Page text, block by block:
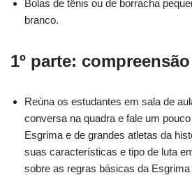
Bolas de tênis ou de borracha
branco.
1º parte:
Reúna os estudantes em sala de
conversa na quadra e fale um
Esgrima e de grandes atletas da
suas características e tipo de luta
sobre as regras básicas da